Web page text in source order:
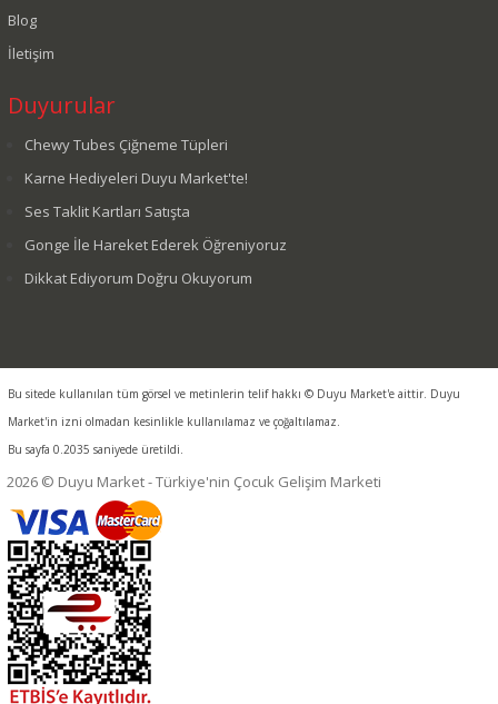
Blog
İletişim
Duyurular
Chewy Tubes Çiğneme Tüpleri
Karne Hediyeleri Duyu Market'te!
Ses Taklit Kartları Satışta
Gonge İle Hareket Ederek Öğreniyoruz
Dikkat Ediyorum Doğru Okuyorum
Bu sitede kullanılan tüm görsel ve metinlerin telif hakkı © Duyu Market'e aittir. Duyu
Market'in izni olmadan kesinlikle kullanılamaz ve çoğaltılamaz.
Bu sayfa 0.2035 saniyede üretildi.
2026 © Duyu Market - Türkiye'nin Çocuk Gelişim Marketi